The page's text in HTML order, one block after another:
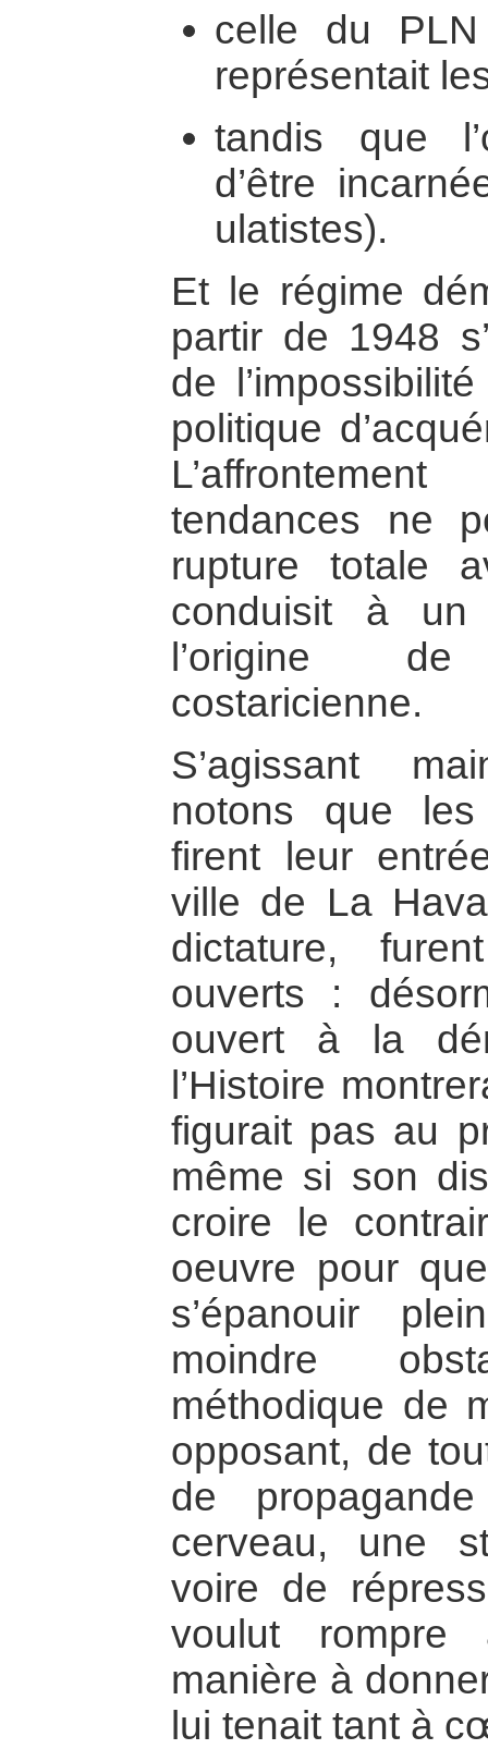
celle du
représentait
tandis que
d’être
ulatistes).
Et le régime
partir de 1948
de
politique
tendances ne
rupture totale
conduisit à un
l’origine
costaricienne.
S’agissant
notons que les
firent leur
ville de La
dictature,
ouverts :
ouvert à la
l’Histoire
figurait pas au
même si son
croire le
oeuvre pour
s’épanouir
moindre
méthodique de
opposant, de
de
cerveau, une
voire de
voulut
manière à
lui tenait tant à